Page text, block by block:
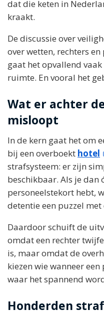
dat die keten in
kraakt.
De discussie over
over wetten, rechters
gaat het opvallend
ruimte. En vooral het
Wat er achter
misloopt
In de kern gaat het om
bij een overboekt hotel
strafsysteem: er zijn
beschikbaar. Als je dan
personeelstekort hebt,
detentie een puzzel
Daardoor schuift de
omdat een rechter
is, maar omdat de
kiezen wie wanneer
waar het spannend
Honderden